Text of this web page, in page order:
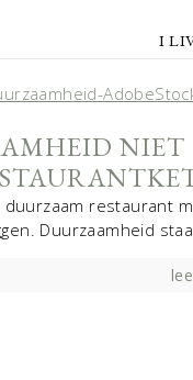
I
NIET
restaurant
Duurzaamheid